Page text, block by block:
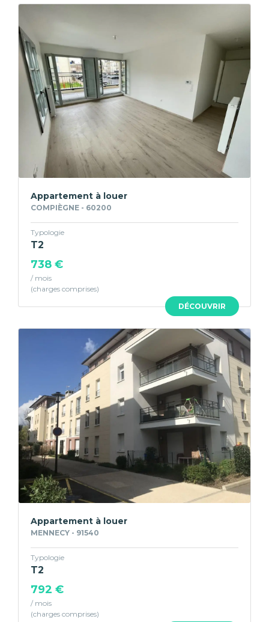
DÉCOUVRIR
Appartement à louer
COMPIÈGNE - 60200
Typologie
T2
738 €
/ mois
Appartement à louer
MENNECY - 91540
Typologie
T2
792 €
/ mois